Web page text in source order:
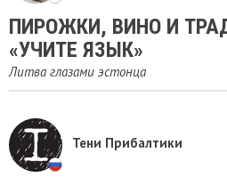
ПИРОЖКИ, ВИНО И
«УЧИТЕ ЯЗЫК»
Литва глазами эстонца
Тени Прибалтики